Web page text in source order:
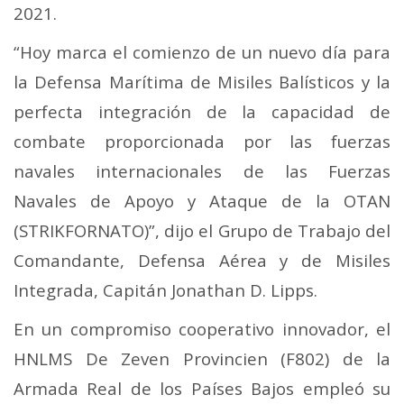
2021.
“Hoy marca el comienzo de un nuevo día para
la Defensa Marítima de Misiles Balísticos y la
perfecta integración de la capacidad de
combate proporcionada por las fuerzas
navales internacionales de las Fuerzas
Navales de Apoyo y Ataque de la OTAN
(STRIKFORNATO)”, dijo el Grupo de Trabajo del
Comandante, Defensa Aérea y de Misiles
Integrada, Capitán Jonathan D. Lipps.
En un compromiso cooperativo innovador, el
HNLMS De Zeven Provincien (F802) de la
Armada Real de los Países Bajos empleó su